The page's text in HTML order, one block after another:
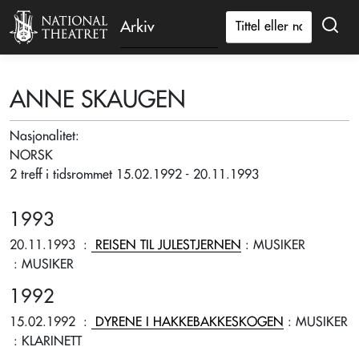
Arkiv
ANNE SKAUGEN
Nasjonalitet:
NORSK
2 treff i tidsrommet 15.02.1992 - 20.11.1993
1993
20.11.1993 : REISEN TIL JULESTJERNEN : MUSIKER
: MUSIKER
1992
15.02.1992 : DYRENE I HAKKEBAKKESKOGEN : MUSIKER
: KLARINETT